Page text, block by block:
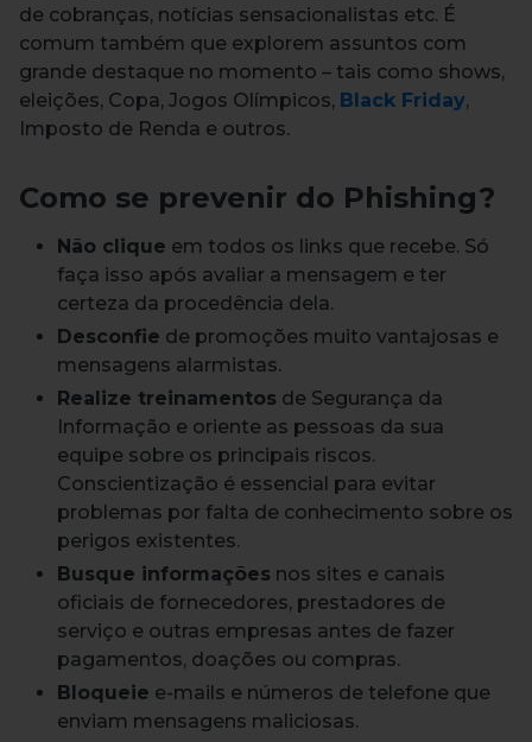
de cobranças, notícias sensacionalistas etc. É
comum também que explorem assuntos com
grande destaque no momento – tais como shows,
eleições, Copa, Jogos Olímpicos, Black Friday,
Imposto de Renda e outros.
Como se prevenir do Phishing?
Não clique em todos os links que recebe. Só
faça isso após avaliar a mensagem e ter
certeza da procedência dela.
Desconfie de promoções muito vantajosas e
mensagens alarmistas.
Realize treinamentos de Segurança da
Informação e oriente as pessoas da sua
equipe sobre os principais riscos.
Conscientização é essencial para evitar
problemas por falta de conhecimento sobre os
perigos existentes.
Busque informações nos sites e canais
oficiais de fornecedores, prestadores de
serviço e outras empresas antes de fazer
pagamentos, doações ou compras.
Bloqueie e-mails e números de telefone que
enviam mensagens maliciosas.